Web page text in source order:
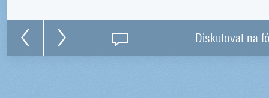
Diskutovat na